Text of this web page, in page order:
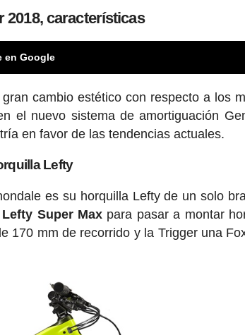
2018, características
en Google
cambio estético con respecto a los
el nuevo sistema de amortiguación
en favor de las tendencias actuales.
Lefty
es su horquilla Lefty de un solo
Super Max para pasar a montar
170 mm de recorrido y la Trigger una